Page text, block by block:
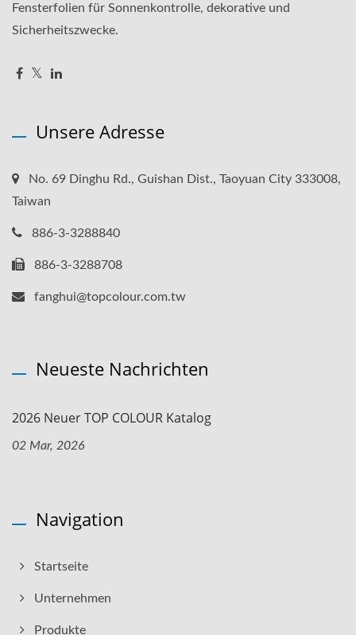
Fensterfolien für Sonnenkontrolle, dekorative und
Sicherheitszwecke.
Unsere Adresse
No. 69 Dinghu Rd., Guishan Dist., Taoyuan City 333008,
Taiwan
886-3-3288840
886-3-3288708
fanghui@topcolour.com.tw
Neueste Nachrichten
2026 Neuer TOP COLOUR Katalog
02 Mar, 2026
Navigation
Startseite
Unternehmen
Produkte